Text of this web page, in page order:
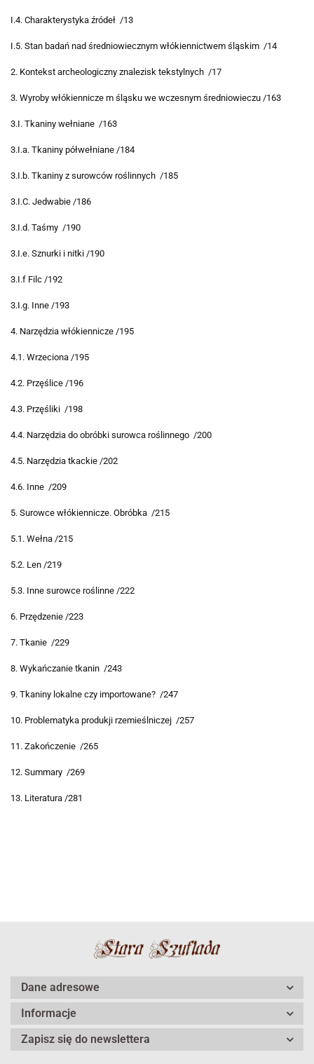
I.4. Charakterystyka źródeł /13
I.5. Stan badań nad średniowiecznym włókiennictwem śląskim /14
2. Kontekst archeologiczny znalezisk tekstylnych /17
3. Wyroby włókiennicze m śląsku we wczesnym średniowieczu /163
3.I. Tkaniny wełniane /163
3.I.a. Tkaniny półwełniane /184
3.I.b. Tkaniny z surowców roślinnych /185
3.I.C. Jedwabie /186
3.I.d. Taśmy /190
3.I.e. Sznurki i nitki /190
3.I.f Filc /192
3.I.g. Inne /193
4. Narzędzia włókiennicze /195
4.1. Wrzeciona /195
4.2. Przęślice /196
4.3. Przęśliki /198
4.4. Narzędzia do obróbki surowca roślinnego /200
4.5. Narzędzia tkackie /202
4.6. Inne /209
5. Surowce włókiennicze. Obróbka /215
5.1. Wełna /215
5.2. Len /219
5.3. Inne surowce roślinne /222
6. Przędzenie /223
7. Tkanie /229
8. Wykańczanie tkanin /243
9. Tkaniny lokalne czy importowane? /247
10. Problematyka produkji rzemieślniczej /257
11. Zakończenie /265
12. Summary /269
13. Literatura /281
Dane adresowe
Informacje
Zapisz się do newslettera